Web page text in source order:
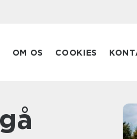
OM OS COOKIES